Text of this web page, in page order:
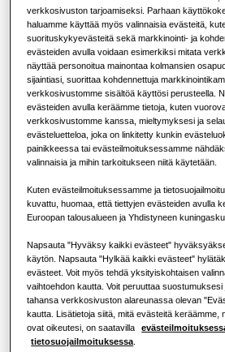
RATKAISUJA
Ilmastointiratkaisut
Ohjauslaitteet
Lämpöpumpun hyödyt
Mikä on ilmastointilaite ja
toimii?
KAUPALLISET RATKAISUT
Vähittäismyynti
Ravintola
Toimisto
Kestävyys
Tietoja Samsungista
KAPASITEETTI: 1.7kW
LSP kanavoitava (sisältää
Käytettävissä oleva kapasiteetti
1.7kW 2.2kW 2.8kW
4.5kW 5.6kW 7.1kW
Käytettävissä oleva teho
1 vaihe
Ota yhteyttä
verkkosivuston tarjoamiseksi. Parhaan
haluamme käyttää myös valinnaisia evästeitä,
suorituskykyevästeitä sekä markkinointi- ja
evästeiden avulla voidaan esimerkiksi mitata
näyttää personoitua mainontaa kolmansien
sijaintiasi, suorittaa kohdennettuja
verkkosivustomme sisältöä käyttösi perusteella.
evästeiden avulla keräämme tietoja, kuten
verkkosivustomme kanssa, mieltymyksesi ja
evästeluetteloa, joka on linkitetty kunkin
painikkeessa tai evästeilmoituksessamme
valinnaisia ja mihin tarkoitukseen niitä käytetään.
Kuten evästeilmoituksessamme ja
kuvattu, huomaa, että tiettyjen evästeiden avulla
Euroopan talousalueen ja Yhdistyneen
Napsauta "Hyväksy kaikki evästeet"
käytön. Napsauta "Hylkää kaikki evästeet"
evästeet. Voit myös tehdä yksityiskohtaisen
vaihtoehdon kautta. Voit peruuttaa suostumuksesi
tahansa verkkosivuston alareunassa olevan
kautta. Lisätietoja siitä, mitä evästeitä keräämme,
ovat oikeutesi, on saatavilla
tietosuojailmoituksessa